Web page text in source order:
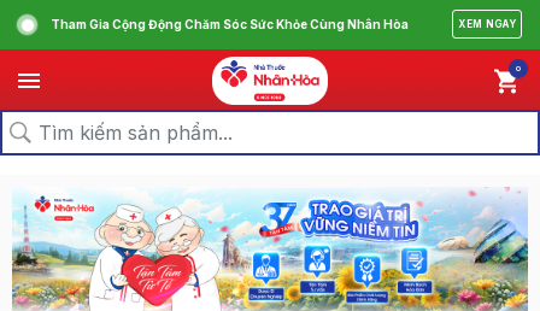
Tham Gia Cộng Động Chăm Sóc Sức Khỏe Cùng Nhân Hòa XEM NGAY
0